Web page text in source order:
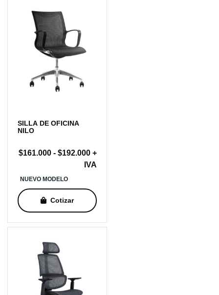
SILLA DE OFICINA
NILO
$161.000 - $192.000Rango
de
desde
$161.000
hasta
$192.000
+
IVA
NUEVO MODELO
Cotizar